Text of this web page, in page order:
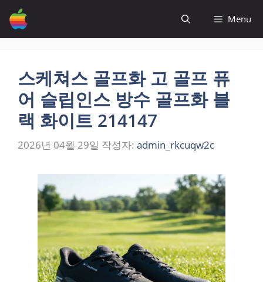
츠
Menu
스케쳐스 골프화 고 골프 퓨
어 슬립인스 방수 골프화 블
랙 화이트 214147
2026년 04월 29일 작성자: admin_rkcuqw2c